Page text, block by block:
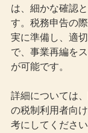
は、細かな確認
す。税務申告の
実に準備し、適
で、事業再編を
が可能です。
詳細については
の税制利用者向
考にしてください